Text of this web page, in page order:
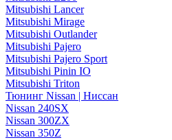
Mitsubishi Lancer
Mitsubishi Mirage
Mitsubishi Outlander
Mitsubishi Pajero
Mitsubishi Pajero Sport
Mitsubishi Pinin IO
Mitsubishi Triton
Тюнинг Nissan | Ниссан
Nissan 240SX
Nissan 300ZX
Nissan 350Z